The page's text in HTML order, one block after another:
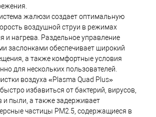
жалюзи создает оптимальную
воздушной струи в режимах
и нагрева. Раздельное управление
заслонками обеспечивает широкий
а также комфортные условия
для нескольких пользователей.
воздуха «Plasma Quad Plus»
избавиться от бактерий, вирусов,
и пыли, а также задерживает
частицы PM2.5, содержащиеся в